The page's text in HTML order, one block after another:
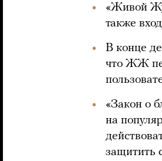
«Живой
также
В конце
что ЖЖ
«Закон о
на
защитить